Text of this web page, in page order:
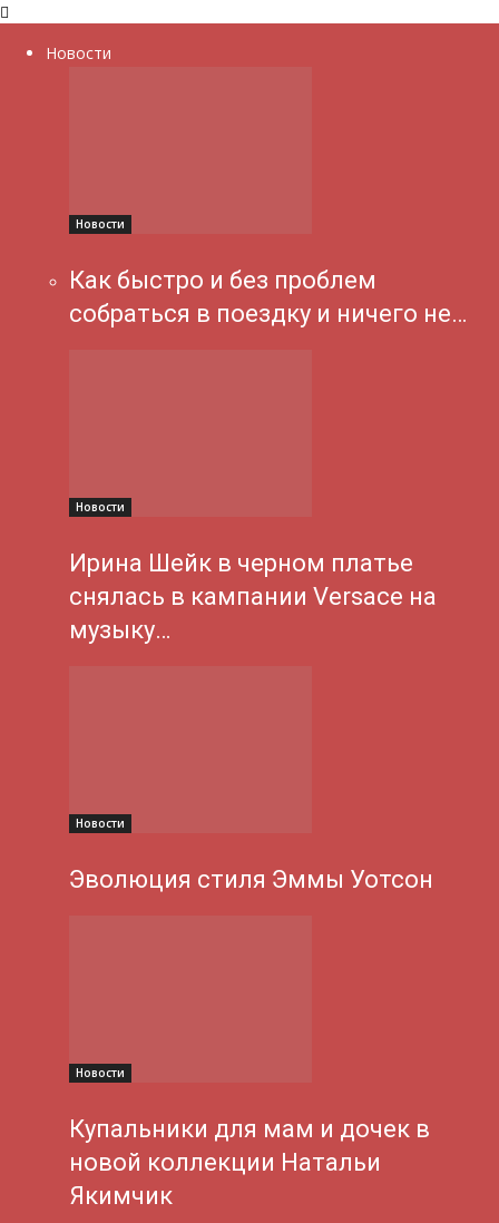
Новости
Новости
Как быстро и без проблем
собраться в поездку и ничего не…
Новости
Ирина Шейк в черном платье
снялась в кампании Versace на
музыку…
Новости
Эволюция стиля Эммы Уотсон
Новости
Купальники для мам и дочек в
новой коллекции Натальи
Якимчик